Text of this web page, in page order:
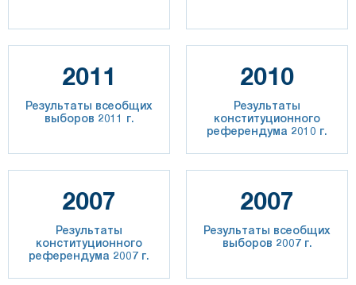
2011
Результаты всеобщих
выборов 2011 г.
2010
Результаты
конституционного
референдума 2010 г.
2007
Результаты
конституционного
референдума 2007 г.
2007
Результаты всеобщих
выборов 2007 г.